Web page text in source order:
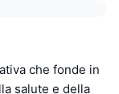
che fonde in
salute e della